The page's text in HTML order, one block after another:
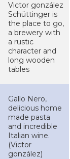
Victor gonzález
Schüttinger is
the place to go,
a brewery with
a rustic
character and
long wooden
tables
Gallo Nero,
delicious home
made pasta
and incredible
Italian wine.
(Victor
gonzález)